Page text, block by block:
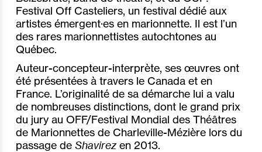
Festival Off Casteliers, un festival dédié aux
artistes émergent·es en marionnette. Il est l’un
des rares marionnettistes autochtones au
Québec.
Auteur-concepteur-interprète, ses œuvres ont
été présentées à travers le Canada et en
France. L’originalité de sa démarche lui a valu
de nombreuses distinctions, dont le grand prix
du jury au OFF/Festival Mondial des Théâtres
de Marionnettes de Charleville-Mézière lors du
passage de Shavirezen 2013.